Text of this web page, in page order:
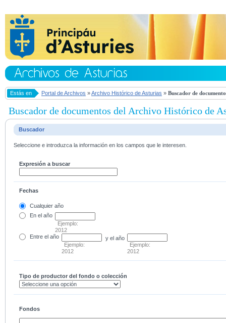
Estás en Portal de Archivos »Archivo Histórico de Asturias » Buscador de
Buscador de documentos del Archivo Histórico de
Buscador
Seleccione e introduzca la información en los campos que le interesen.
Expresión a buscar
Fechas
Cualquier año
En el año
Ejemplo:
2012
Entre el año
Ejemplo:
2012
y el año
Ejemplo:
2012
Tipo de productor del fondo o colección
Fondos